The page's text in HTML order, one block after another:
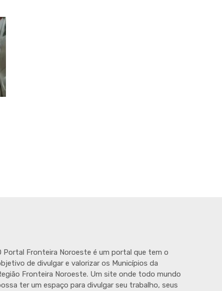
Portal Fronteira Noroeste é um portal que tem o
de divulgar e valorizar os Municípios da
Fronteira Noroeste. Um site onde todo mundo
ter um espaço para divulgar seu trabalho, seus